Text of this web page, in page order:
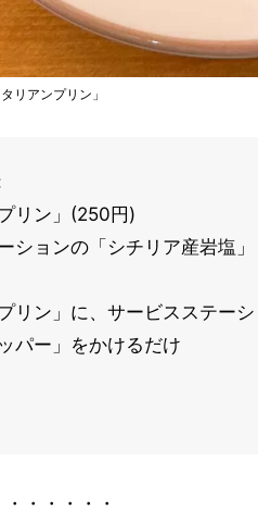
リアンプリン」
リン」(250円)
ションの「シチリア産岩塩
リン」に、サービスステー
パー」をかけるだけ
・・・・・